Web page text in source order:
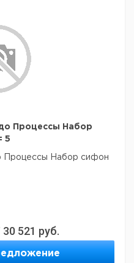
Процессы Набор
5
Процессы Набор сифон
30 521 руб.